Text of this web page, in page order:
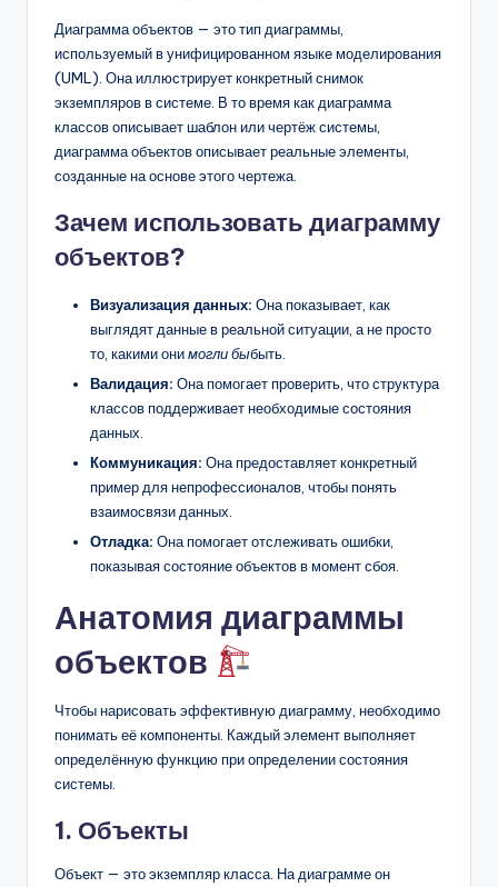
Диаграмма объектов — это тип диаграммы,
используемый в унифицированном языке моделирования
(UML). Она иллюстрирует конкретный снимок
экземпляров в системе. В то время как диаграмма
классов описывает шаблон или чертёж системы,
диаграмма объектов описывает реальные элементы,
созданные на основе этого чертежа.
Зачем использовать диаграмму
объектов?
Визуализация данных: Она показывает, как
выглядят данные в реальной ситуации, а не просто
то, какими онимогли быбыть.
Валидация: Она помогает проверить, что структура
классов поддерживает необходимые состояния
данных.
Коммуникация: Она предоставляет конкретный
пример для непрофессионалов, чтобы понять
взаимосвязи данных.
Отладка: Она помогает отслеживать ошибки,
показывая состояние объектов в момент сбоя.
Анатомия диаграммы
объектов
Чтобы нарисовать эффективную диаграмму, необходимо
понимать её компоненты. Каждый элемент выполняет
определённую функцию при определении состояния
системы.
1. Объекты
Объект — это экземпляр класса. На диаграмме он